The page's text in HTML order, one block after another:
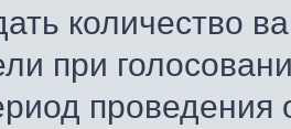
количество
при
проведения